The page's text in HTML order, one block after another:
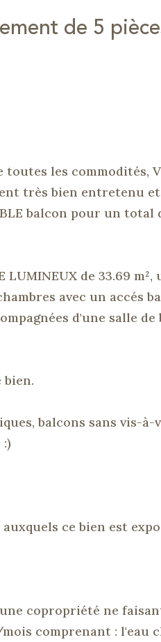
de 5
toutes les commodités,
très bien entretenu
balcon pour un total
de 33.69 m²,
avec un accés
d'une salle de
bien.
balcons sans vis-à-
)
auxquels ce bien est
copropriété ne
comprenant : l'eau